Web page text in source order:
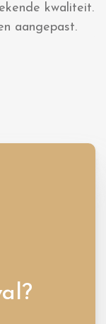
kwaliteit.
aangepast.